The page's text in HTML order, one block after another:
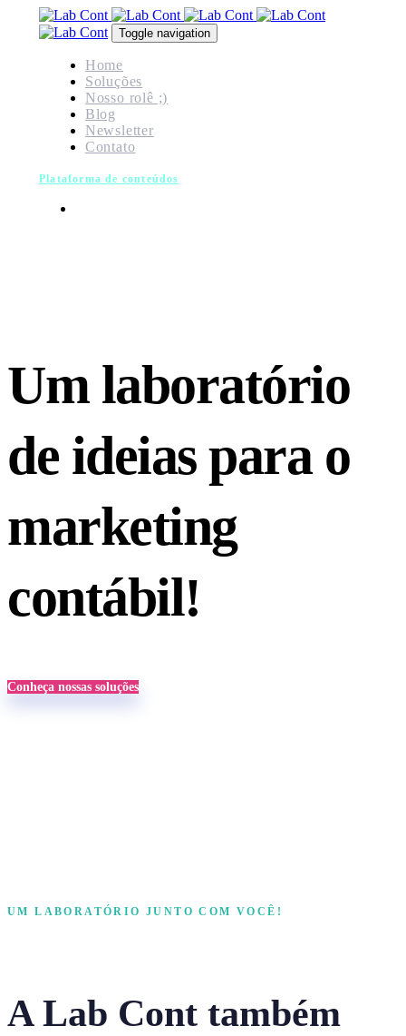
Toggle navigation
Home
Soluções
Nosso rolê ;)
Blog
Newsletter
Contato
Plataforma de conteúdos
Um laboratório
de ideias para o
marketing
contábil!
Conheça nossas soluções
UM LABORATÓRIO JUNTO COM VOCÊ!
A Lab Cont também